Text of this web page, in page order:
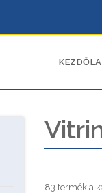
83 termék a